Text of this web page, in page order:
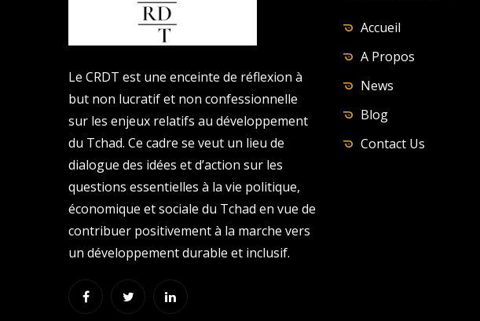
Le CRDT est une enceinte de réflexion à
but non lucratif et non confessionnelle
sur les enjeux relatifs au développement
du Tchad. Ce cadre se veut un lieu de
dialogue des idées et d’action sur les
questions essentielles à la vie politique,
économique et sociale du Tchad en vue de
contribuer positivement à la marche vers
un développement durable et inclusif.
Accueil
A Propos
News
Blog
Contact Us